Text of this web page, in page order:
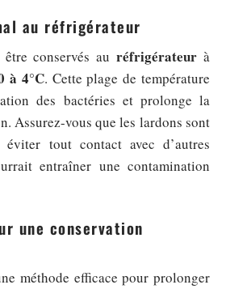
au réfrigérateur
conservés auréfrigérateur à
à 4°C. Cette plage de température
des bactéries et prolonge la
Assurez-vous que les lardons sont
tout contact avec d’autres
entraîner une contamination
une conservation
méthode efficace pour prolonger